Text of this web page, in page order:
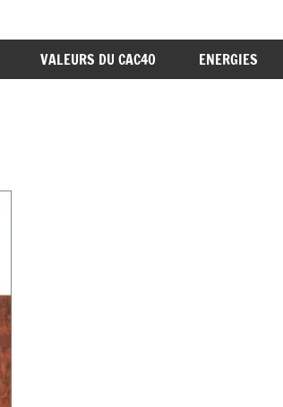
VALEURS DU CAC40 ENERGIES